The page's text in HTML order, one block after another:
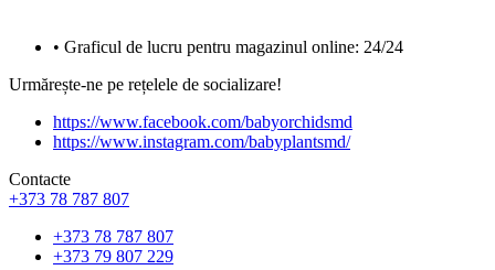
• Graficul de lucru pentru magazinul online: 24/24
Urmărește-ne pe rețelele de socializare!
https://www.facebook.com/babyorchidsmd
https://www.instagram.com/babyplantsmd/
Contacte
+373 78 787 807
+373 78 787 807
+373 79 807 229